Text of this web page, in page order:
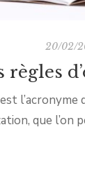
20/02/
règles
l’acronyme
que l’on